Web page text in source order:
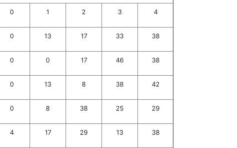
0 1 2 3 4
0 13 17 33 38
0 0 17 46 38
0 13 8 38 42
0 8 38 25 29
4 17 29 13 38